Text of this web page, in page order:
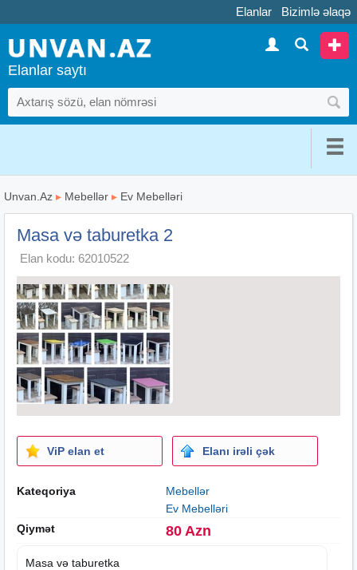
Elanlar Bizimlə əlaqə
Elanlar saytı
Unvan.Az ▸ Mebellər ▸ Ev Mebelləri
Masa və taburetka 2
Elan kodu: 62010522
ViP elan et Elanı irəli çək
Kateqoriya
Mebellər
Ev Mebelləri
Qiymət
80 Azn
Masa və taburetka